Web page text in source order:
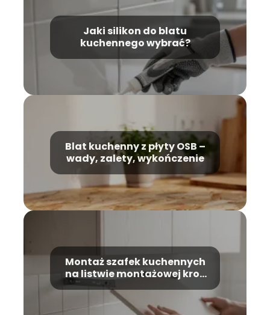
Jaki silikon do blatu
kuchennego wybrać?
Blat kuchenny z płyty OSB –
wady, zalety, wykończenie
Montaż szafek kuchennych
na listwie montażowej krok